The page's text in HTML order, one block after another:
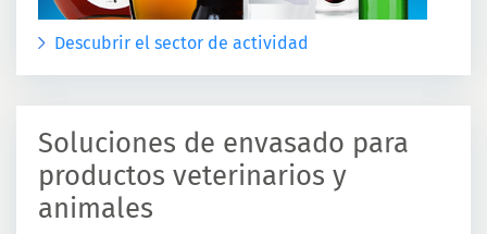
Descubrir el sector de actividad
Soluciones de envasado para
productos veterinarios y
animales